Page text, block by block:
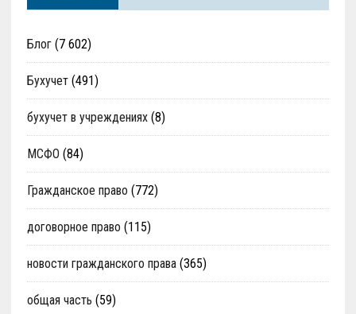
Блог(7 602)
Бухучет(491)
бухучет в учреждениях(8)
МСФО (84)
Гражданское право (772)
договорное право (115)
новости гражданского права(365)
общая часть (59)